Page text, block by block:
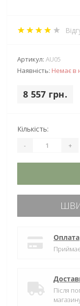
Артикул: AU05
Наявність: Немає в
8 557 грн.
Кількість:
- +
Оплата
Після